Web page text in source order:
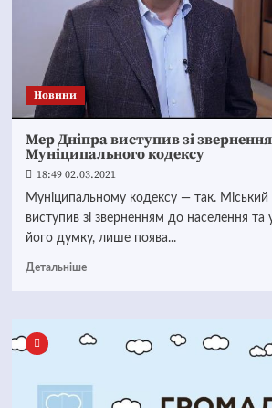
Новини
Мер Дніпра виступив зі
Муніципального кодексу
18:49 02.03.2021
Муніципальному кодексу — так. Міський
виступив зі зверненням до населення та
його думку, лише поява...
Детальніше